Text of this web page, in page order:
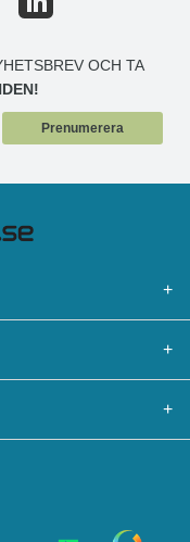
OCH TA
Prenumerera
+
+
+